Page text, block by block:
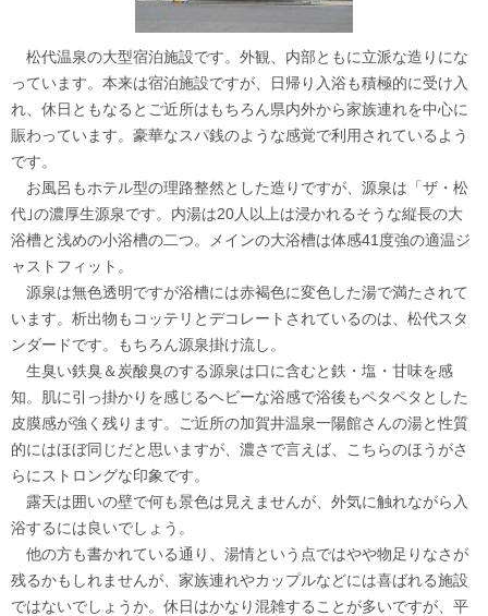
松代温泉の大型宿泊施設です。外観、内部ともに立派な造りにな
っています。本来は宿泊施設ですが、日帰り入浴も積極的に受け入
れ、休日ともなるとご近所はもちろん県内外から家族連れを中心に
賑わっています。豪華なスパ銭のような感覚で利用されているよう
です。
お風呂もホテル型の理路整然とした造りですが、源泉は「ザ・松
代｣の濃厚生源泉です。内湯は20人以上は浸かれるそうな縦長の大
浴槽と浅めの小浴槽の二つ。メインの大浴槽は体感41度強の適温ジ
ャストフィット。
源泉は無色透明ですが浴槽には赤褐色に変色した湯で満たされて
います。析出物もコッテリとデコレートされているのは、松代スタ
ンダードです。もちろん源泉掛け流し。
生臭い鉄臭＆炭酸臭のする源泉は口に含むと鉄・塩・甘味を感
知。肌に引っ掛かりを感じるヘビーな浴感で浴後もペタペタとした
皮膜感が強く残ります。ご近所の加賀井温泉一陽館さんの湯と性質
的にはほぼ同じだと思いますが、濃さで言えば、こちらのほうがさ
らにストロングな印象です。
露天は囲いの壁で何も景色は見えませんが、外気に触れながら入
浴するには良いでしょう。
他の方も書かれている通り、湯情という点ではやや物足りなさが
残るかもしれませんが、家族連れやカップルなどには喜ばれる施設
ではないでしょうか。休日はかなり混雑することが多いですが、平